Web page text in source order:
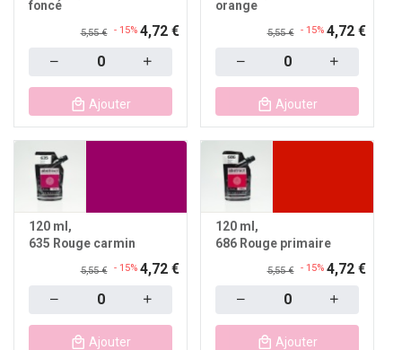
foncé
5,55 € - 15% 4,72 €
Ajouter
orange
5,55 € - 15% 4,72 €
Ajouter
120 ml
635 Rouge carmin
5,55 € - 15% 4,72 €
Ajouter
120 ml
686 Rouge primaire
5,55 € - 15% 4,72 €
Ajouter